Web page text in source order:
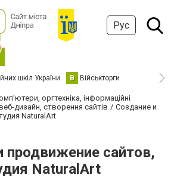
Рус
шкіл України В Військторги
оргтехніка, інформаційні
дизайн, створення сайтів
Создание и
NaturalArt
продвижение сайтов,
NaturalArt